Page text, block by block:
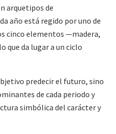
arquetipos de
año está regido por uno de
cinco elementos —madera,
que da lugar a un ciclo
predecir el futuro, sino
de cada periodo y
simbólica del carácter y